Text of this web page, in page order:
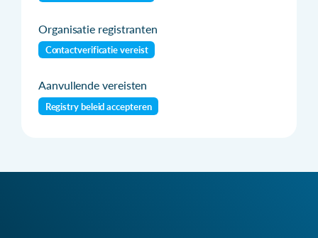
Organisatie registranten
Contactverificatie vereist
Aanvullende vereisten
Registry beleid accepteren